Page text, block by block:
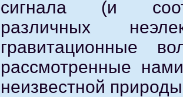
сигнала (и
различных
гравитационные
рассмотренные
неизвестной